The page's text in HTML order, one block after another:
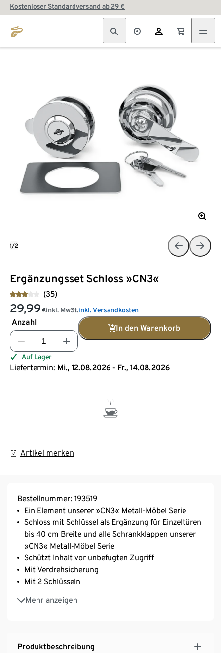
Kostenloser Standardversand ab 29 €
Ergänzungsset Schloss »CN3«
(35)
29,99 €inkl. MwSt.inkl. Versandkosten
Anzahl
In den Warenkorb
Auf Lager
Liefertermin: Mi., 12.08.2026 - Fr., 14.08.2026
Artikel merken
1/2
Bestellnummer: 193519
Ein Element unserer »CN3« Metall-Möbel Serie
Schloss mit Schlüssel als Ergänzung für Einzeltüren
bis 40 cm Breite und alle Schrankklappen unserer
»CN3« Metall-Möbel Serie
Schützt Inhalt vor unbefugten Zugriff
Mit Verdrehsicherung
Mit 2 Schlüsseln
Mehr anzeigen
Aus verchromtem Aluminium
Produktbeschreibung